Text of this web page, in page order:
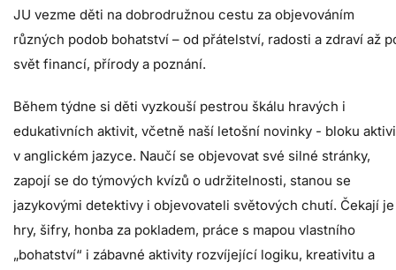
JU vezme děti na dobrodružnou cestu za objevováním
různých podob bohatství – od přátelství, radosti a zdraví až
svět financí, přírody a poznání.
Během týdne si děti vyzkouší pestrou škálu hravých i
edukativních aktivit, včetně naší letošní novinky - bloku
v anglickém jazyce. Naučí se objevovat své silné stránky,
zapojí se do týmových kvízů o udržitelnosti, stanou se
jazykovými detektivy i objevovateli světových chutí. Čekají je
hry, šifry, honba za pokladem, práce s mapou vlastního
„bohatství“ i zábavné aktivity rozvíjející logiku, kreativitu a